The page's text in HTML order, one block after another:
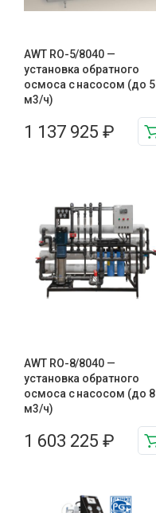
AWT RO-5/8040 —
установка обратного
осмоса с насосом (до 5
м3/ч)
1 137 925 ₽
AWT RO-8/8040 —
установка обратного
осмоса с насосом (до 8
м3/ч)
1 603 225 ₽